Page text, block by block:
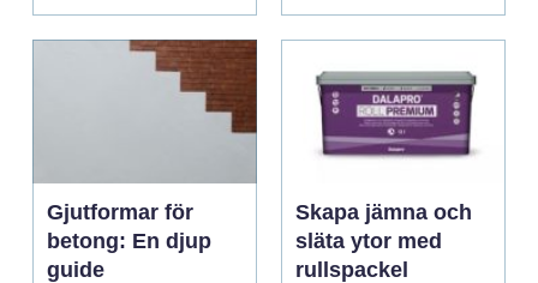
Gjutformar för
betong: En djup
guide
Skapa jämna och
släta ytor med
rullspackel